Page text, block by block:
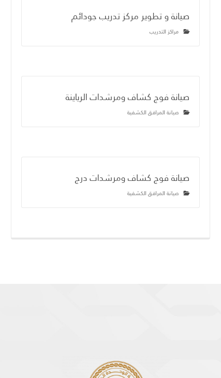
صيانة و تطوير مركز تدريب جودائم
مراكز التدريب
صيانة فوج كشاف ومرشدات الرياينة
صيانة المرافق الكشفية
صيانة فوج كشاف ومرشدات درج
صيانة المرافق الكشفية